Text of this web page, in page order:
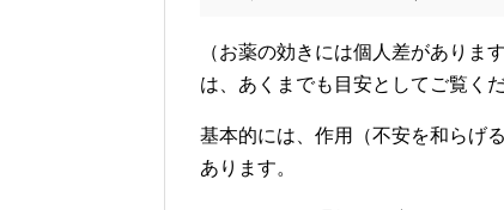
（お薬の効きには個人差がありま
は、あくまでも目安としてご覧くだ
基本的には、作用（不安を和らげ
あります。